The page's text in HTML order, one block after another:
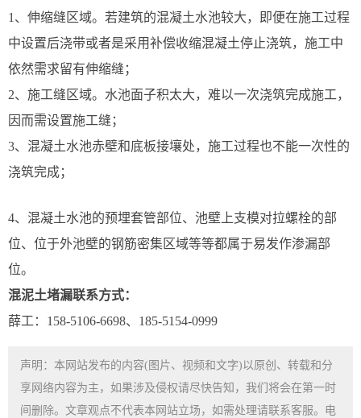
1、伸缩缝区域。若建筑的混凝土水池较大，即便在施工过程
中设置后浇带或者是采用补偿收缩混凝土停止浇筑，施工中
依然需求留有伸缩缝；
2、施工缝区域。水池面子积太大，难以一次浇筑完成施工，
因而需设置施工缝；
3、混凝土水池赤壁和底板接壤处，施工过程也不能一次性的
浇筑完成；
4、混凝土水池的预埋套管部位、池壁上支模对拉螺栓的部
位、位于外池壁的钢筋密集区域等等都属于易发作渗漏部
位。
混泥土堵漏联系方式：
薛工：158-5106-6698、185-5154-0999
声明：本网站发布的内容(图片、视频和文字)以原创、转载和分
享网络内容为主，如果涉及侵权请尽快告知，我们将会在第一时
间删除。文章观点不代表本网站立场，如需处理请联系客服。电